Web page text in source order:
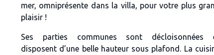
mer, omniprésente dans la villa, pour votre plus
plaisir !
Ses parties communes sont décloisonnées
disposent d’une belle hauteur sous plafond. La